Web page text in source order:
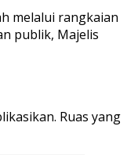
melalui rangkaian
publik, Majelis
Ruas yang